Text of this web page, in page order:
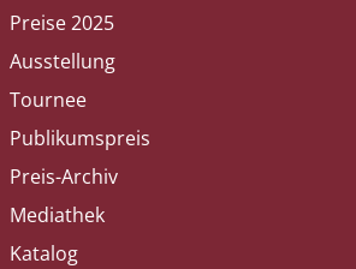
Preise 2025
Ausstellung
Tournee
Publikumspreis
Preis-Archiv
Mediathek
Katalog